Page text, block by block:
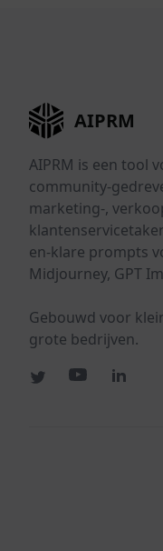
AIPRM
AIPRM is een tool
community-
marketing-,
en-klare prompts
Midjourney, GPT
Gebouwd voor
grote bedrijven.